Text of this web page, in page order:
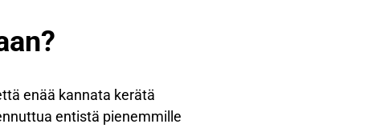
enää kannata kerätä
entistä pienemmille